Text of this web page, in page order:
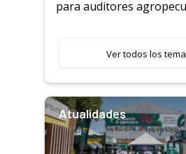
para auditores
Ver todos los
Atualidades